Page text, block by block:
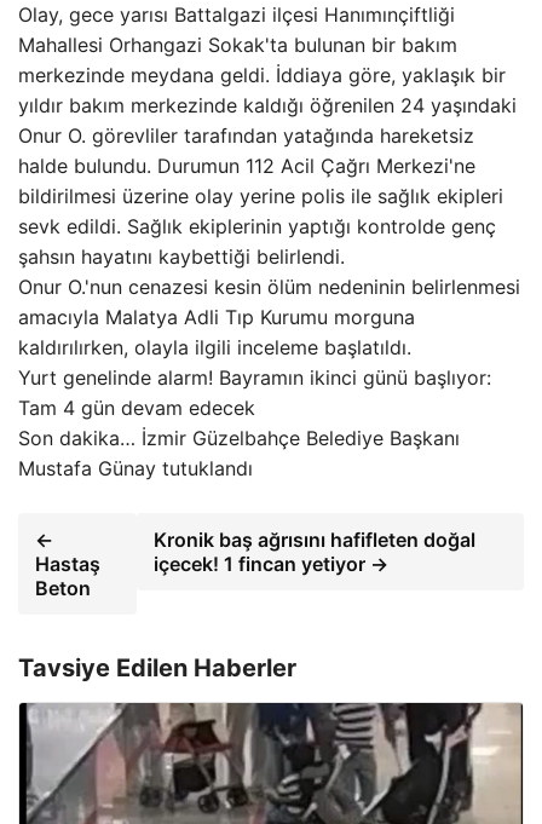
Olay, gece yarısı Battalgazi ilçesi Hanımınçiftliği
Mahallesi Orhangazi Sokak'ta bulunan bir bakım
merkezinde meydana geldi. İddiaya göre, yaklaşık bir
yıldır bakım merkezinde kaldığı öğrenilen 24 yaşındaki
Onur O. görevliler tarafından yatağında hareketsiz
halde bulundu. Durumun 112 Acil Çağrı Merkezi'ne
bildirilmesi üzerine olay yerine polis ile sağlık ekipleri
sevk edildi. Sağlık ekiplerinin yaptığı kontrolde genç
şahsın hayatını kaybettiği belirlendi.
Onur O.'nun cenazesi kesin ölüm nedeninin belirlenmesi
amacıyla Malatya Adli Tıp Kurumu morguna
kaldırılırken, olayla ilgili inceleme başlatıldı.
Yurt genelinde alarm! Bayramın ikinci günü başlıyor:
Tam 4 gün devam edecek
Son dakika… İzmir Güzelbahçe Belediye Başkanı
Mustafa Günay tutuklandı
←
Hastaş
Beton
Kronik baş ağrısını hafifleten doğal
içecek! 1 fincan yetiyor →
Tavsiye Edilen Haberler